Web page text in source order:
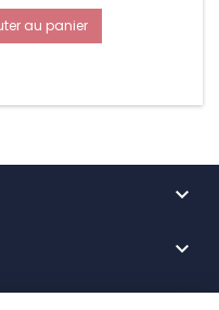
Matière polyester
de températures,
au panier

